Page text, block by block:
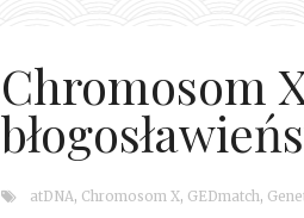
Chromosom
atDNA, Chromosom X, GEDmatch,